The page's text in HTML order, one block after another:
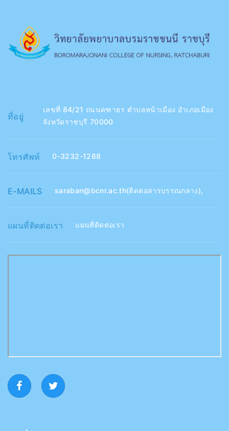
ที่อยู่
เลขที่ 84/21 ถนนคฑาธร ตำบลหน้าเมือง อำเภอเมือง
จังหวัดราชบุรี 70000
โทรศัพท์ 0-3232-1288
E-MAILS saraban@bcnr.ac.th(ติดต่อสารบรรณกลาง),
แผนที่ติดต่อเรา แผนที่ติดต่อเรา